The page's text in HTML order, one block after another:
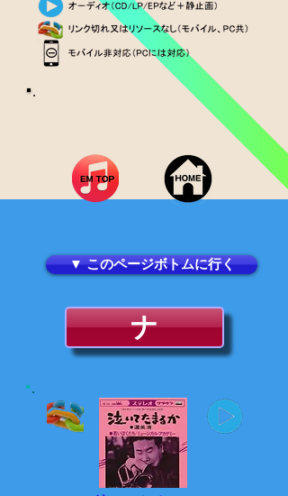
▼ このページボトムに行く
ナ